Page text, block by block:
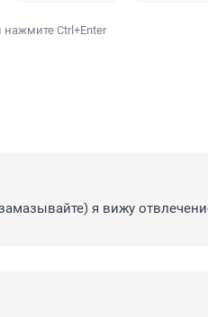
Ctrl+Enter
я вижу